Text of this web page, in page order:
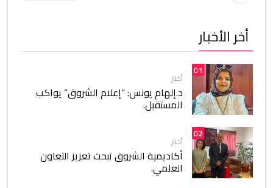
أخر الأخبار
01
أخبار
د.إلهام يونس: “إعلام الشروق” يواكب
المستقبل.
02
أخبار
أكاديمية الشروق تبحث تعزيز التعاون
العلمي.